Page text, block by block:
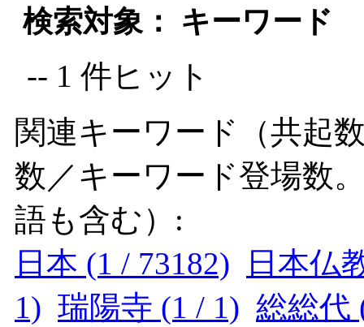
検索対象： キーワード
-- 1 件ヒット
関連キーワード（共起
数／キーワード登場数
語も含む）:
日本 (1 / 73182)
日本仏
1) 瑞陽寺 (1 / 1) 総総代